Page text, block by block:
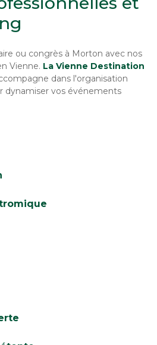
ou congrès à Morton avec nos
Vienne. La Vienne Destination
dans l'organisation
dynamiser vos événements